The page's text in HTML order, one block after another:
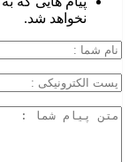
نخواهد شد.